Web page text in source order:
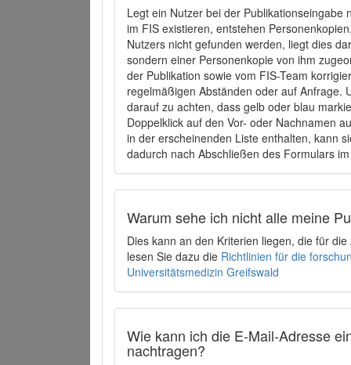
Legt ein Nutzer bei der
im FIS existieren, entstehen
Nutzers nicht gefunden werden, liegt dies
sondern einer Personenkopie von ihm
der Publikation sowie vom FIS-Team
regelmäßigen Abständen oder auf Anfrage.
darauf zu achten, dass gelb oder blau
Doppelklick auf den Vor- oder Nachnamen
in der erscheinenden Liste enthalten, kann
dadurch nach Abschließen des Formulars
Warum sehe ich nicht alle meine
Dies kann an den Kriterien liegen, die für
lesen Sie dazu die Richtlinien für die
Universitätsmedizin Greifswald
Wie kann ich die E-Mail-Adresse
nachtragen?